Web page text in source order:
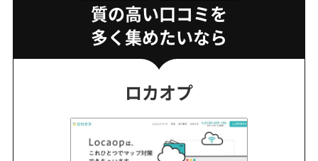
質の高い口コミを
多く集めたいなら
ロカオプ